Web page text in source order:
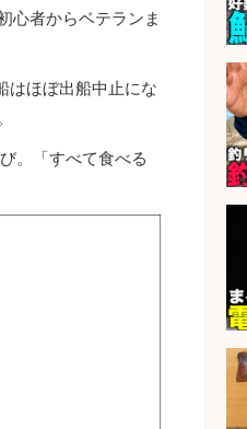
心者からベテランま
はほぼ出船中止にな
。「すべて食べる